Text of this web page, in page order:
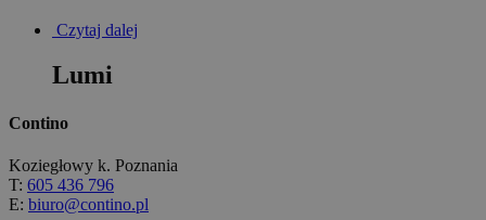
Czytaj dalej
Lumi
Contino
Koziegłowy k. Poznania
T: 605 436 796
E: biuro@contino.pl